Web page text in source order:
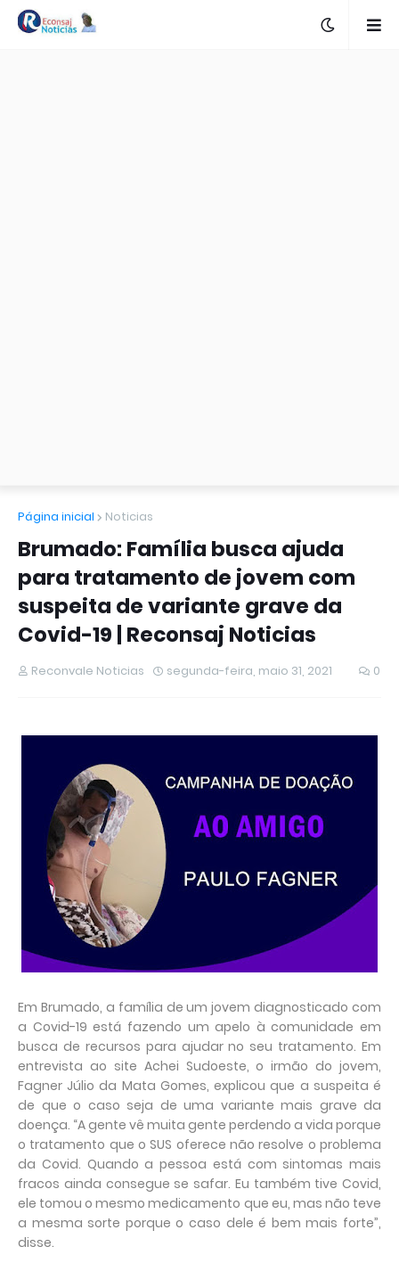
Página inicial Noticias
Brumado: Família busca ajuda
para tratamento de jovem com
suspeita de variante grave da
Covid-19 | Reconsaj Noticias
Reconvale Noticias segunda-feira, maio 31, 2021 0
Em Brumado, a família de um jovem diagnosticado com
a Covid-19 está fazendo um apelo à comunidade em
busca de recursos para ajudar no seu tratamento. Em
entrevista ao site Achei Sudoeste, o irmão do jovem,
Fagner Júlio da Mata Gomes, explicou que a suspeita é
de que o caso seja de uma variante mais grave da
doença. “A gente vê muita gente perdendo a vida porque
o tratamento que o SUS oferece não resolve o problema
da Covid. Quando a pessoa está com sintomas mais
fracos ainda consegue se safar. Eu também tive Covid,
ele tomou o mesmo medicamento que eu, mas não teve
a mesma sorte porque o caso dele é bem mais forte”,
disse.